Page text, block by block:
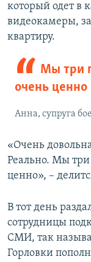
который одет в
видеокамеры,
квартиру.
Мы три
очень ценно
Анна, супруга
«Очень
Реально. Мы три
ценно», –
В тот день
сотрудницы
СМИ, так
Горловки